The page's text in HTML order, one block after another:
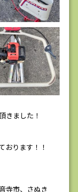
きました！
おります！！
寺市、さぬき